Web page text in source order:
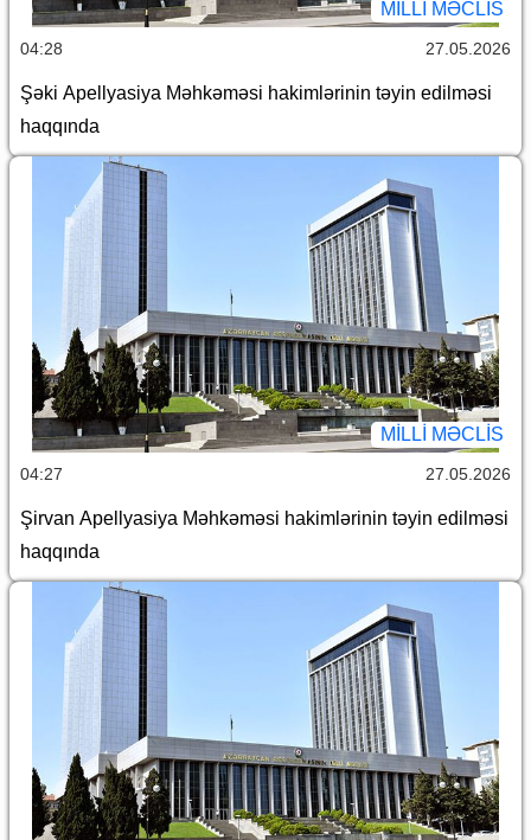
MILLI MƏCLIS
04:28 27.05.2026
Şəki Apellyasiya Məhkəməsi hakimlərinin təyin edilməsi
haqqında
MILLI MƏCLIS
04:27 27.05.2026
Şirvan Apellyasiya Məhkəməsi hakimlərinin təyin edilməsi
haqqında